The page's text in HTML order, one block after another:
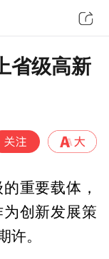
省级高新
重要载体，
创新发展策
许。